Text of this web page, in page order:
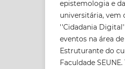
epistemologia e
universitária, vem
''Cidadania
eventos na área
Estruturante do
Faculdade